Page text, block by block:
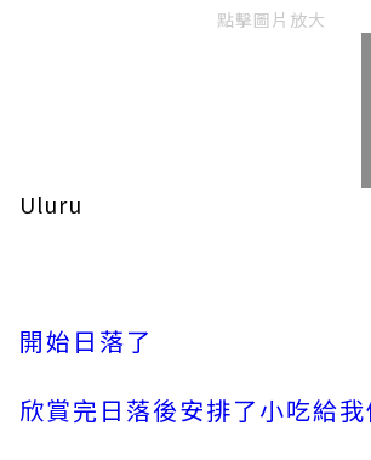
點擊圖片放大
Uluru
開始日落了
欣賞完日落後安排了小吃給我